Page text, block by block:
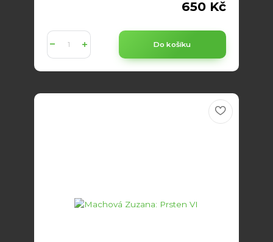
650 Kč
Do košíku